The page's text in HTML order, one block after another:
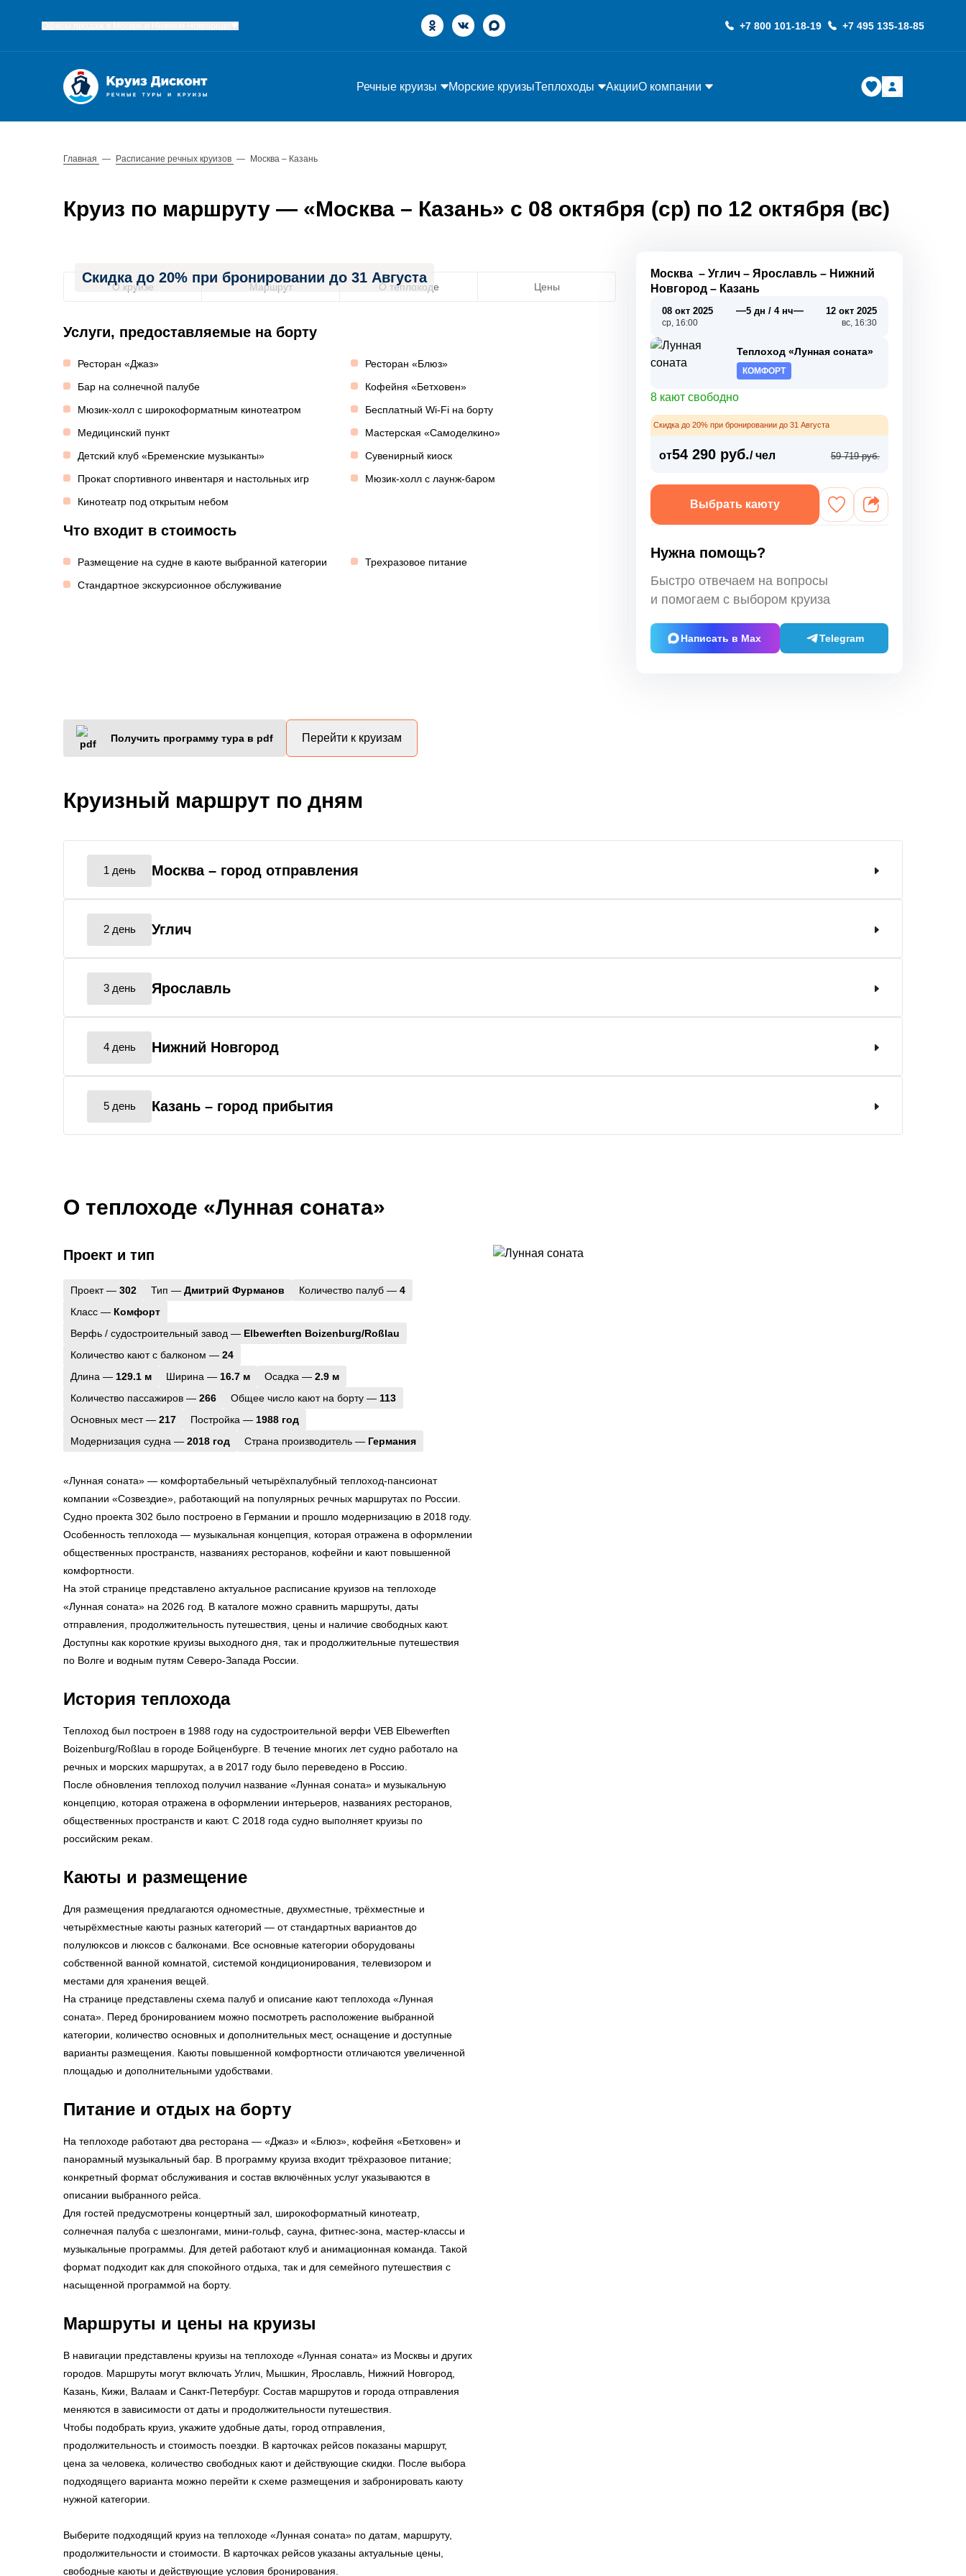
+7 800 101-18-19 +7 495 135-18-85
Речные круизы Морские круизыТеплоходы АкцииО компании
Главная — Расписание речных круизов — Москва – Казань
Круиз по маршруту — «Москва – Казань» с 08 октября (ср) по 12 октября (вс)
Скидка до 20% при бронировании до 31 Августа
О круизе Маршрут О теплоходе Цены
Услуги, предоставляемые на борту
Ресторан «Джаз»
Ресторан «Блюз»
Бар на солнечной палубе
Кофейня «Бетховен»
Мюзик-холл с широкоформатным кинотеатром
Бесплатный Wi-Fi на борту
Медицинский пункт
Мастерская «Самоделкино»
Детский клуб «Бременские музыканты»
Сувенирный киоск
Прокат спортивного инвентаря и настольных игр
Мюзик-холл с лаунж-баром
Кинотеатр под открытым небом
Что входит в стоимость
Размещение на судне в каюте выбранной категории
Трехразовое питание
Стандартное экскурсионное обслуживание
Москва –Углич –Ярославль – Нижний
Новгород – Казань
08 окт 2025
ср, 16:00
—5 дн / 4 нч— 12 окт 2025
вс, 16:30
Теплоход «Лунная соната»
КОМФОРТ
8 кают свободно
Скидка до 20% при бронировании до 31 Августа
от54 290 руб./ чел 59 719 руб.
Выбрать каюту
Нужна помощь?
Быстро отвечаем на вопросы
и помогаем с выбором круиза
Написать в Max Telegram
Получить программу тура в pdf Перейти к круизам
Круизный маршрут по дням
1 день Москва – город отправления
2 день Углич
3 день Ярославль
4 день Нижний Новгород
5 день Казань – город прибытия
О теплоходе «Лунная соната»
Проект и тип
Проект — 302 Тип — Дмитрий Фурманов Количество палуб — 4
Класс — Комфорт
Верфь / судостроительный завод — Elbewerften Boizenburg/Roßlau
Количество кают с балконом — 24
Длина — 129.1 м Ширина — 16.7 м Осадка — 2.9 м
Количество пассажиров — 266 Общее число кают на борту — 113
Основных мест — 217 Постройка — 1988 год
Модернизация судна — 2018 год Страна производитель — Германия
«Лунная соната» — комфортабельный четырёхпалубный теплоход-пансионат
компании «Созвездие», работающий на популярных речных маршрутах по России.
Судно проекта 302 было построено в Германии и прошло модернизацию в 2018 году.
Особенность теплохода — музыкальная концепция, которая отражена в оформлении
общественных пространств, названиях ресторанов, кофейни и кают повышенной
комфортности.
На этой странице представлено актуальное расписание круизов на теплоходе
«Лунная соната» на 2026 год. В каталоге можно сравнить маршруты, даты
отправления, продолжительность путешествия, цены и наличие свободных кают.
Доступны как короткие круизы выходного дня, так и продолжительные путешествия
по Волге и водным путям Северо-Запада России.
История теплохода
Теплоход был построен в 1988 году на судостроительной верфи VEB Elbewerften
Boizenburg/Roßlau в городе Бойценбурге. В течение многих лет судно работало на
речных и морских маршрутах, а в 2017 году было переведено в Россию.
После обновления теплоход получил название «Лунная соната» и музыкальную
концепцию, которая отражена в оформлении интерьеров, названиях ресторанов,
общественных пространств и кают. С 2018 года судно выполняет круизы по
российским рекам.
Каюты и размещение
Для размещения предлагаются одноместные, двухместные, трёхместные и
четырёхместные каюты разных категорий — от стандартных вариантов до
полулюксов и люксов с балконами. Все основные категории оборудованы
собственной ванной комнатой, системой кондиционирования, телевизором и
местами для хранения вещей.
На странице представлены схема палуб и описание кают теплохода «Лунная
соната». Перед бронированием можно посмотреть расположение выбранной
категории, количество основных и дополнительных мест, оснащение и доступные
варианты размещения. Каюты повышенной комфортности отличаются увеличенной
площадью и дополнительными удобствами.
Питание и отдых на борту
На теплоходе работают два ресторана — «Джаз» и «Блюз», кофейня «Бетховен» и
панорамный музыкальный бар. В программу круиза входит трёхразовое питание;
конкретный формат обслуживания и состав включённых услуг указываются в
описании выбранного рейса.
Для гостей предусмотрены концертный зал, широкоформатный кинотеатр,
солнечная палуба с шезлонгами, мини-гольф, сауна, фитнес-зона, мастер-классы и
музыкальные программы. Для детей работают клуб и анимационная команда. Такой
формат подходит как для спокойного отдыха, так и для семейного путешествия с
насыщенной программой на борту.
Маршруты и цены на круизы
В навигации представлены круизы на теплоходе «Лунная соната» из Москвы и других
городов. Маршруты могут включать Углич, Мышкин, Ярославль, Нижний Новгород,
Казань, Кижи, Валаам и Санкт-Петербург. Состав маршрутов и города отправления
меняются в зависимости от даты и продолжительности путешествия.
Чтобы подобрать круиз, укажите удобные даты, город отправления,
продолжительность и стоимость поездки. В карточках рейсов показаны маршрут,
цена за человека, количество свободных кают и действующие скидки. После выбора
подходящего варианта можно перейти к схеме размещения и забронировать каюту
нужной категории.
Выберите подходящий круиз на теплоходе «Лунная соната» по датам, маршруту,
продолжительности и стоимости. В карточках рейсов указаны актуальные цены,
свободные каюты и действующие условия бронирования.